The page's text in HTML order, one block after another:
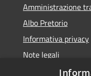
Amministrazione
Albo Pretorio
Informativa privacy
Note legali
Dichiarazione di